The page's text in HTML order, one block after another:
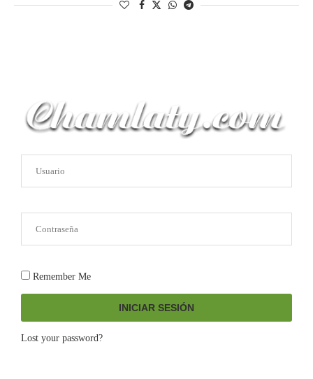
Remember Me
INICIAR SESIÓN
Lost your password?